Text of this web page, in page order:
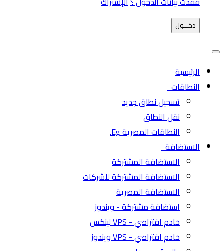
دخـــول
الرئيسية
النطاقات
تسجيل نطاق جديد
نقل النطاق
النطاقات المصرية Eg.
الاستضافة
الاستضافة المشتركة
الاستضافة المشتركة للشركات
الاستضافة المصرية
استضافة مشتركة - ويندوز
خادم افتراضي - VPS لينكس
خادم افتراضي - VPS ويندوز